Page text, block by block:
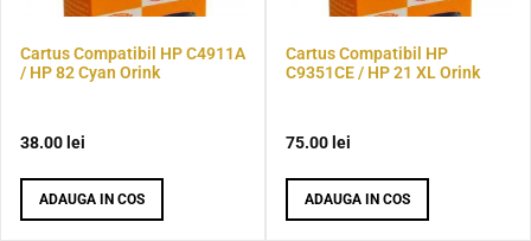
Cartus Compatibil HP C4911A
/ HP 82 Cyan Orink
38.00 lei
ADAUGA IN COS
Cartus Compatibil HP
C9351CE / HP 21 XL Orink
75.00 lei
ADAUGA IN COS